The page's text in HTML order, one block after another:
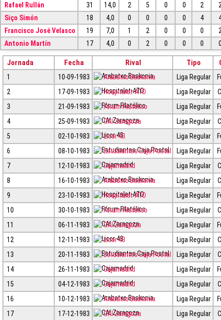
Rafael Rullán
31 14,0 2 5 0 0 2
Siço Simón
18 4,0 0 0 0 0 4
Francisco José Velasco
19 7,0 1 2 0 0 0
Antonio Martín
17 4,0 0 2 0 0 0
Jornada Fecha Rival Tipo
1 10-09-1983 Arabatxo Baskonia Liga Regular
2
17-09-1983 Hospitalet-ATO Liga Regular
3
21-09-1983 Fórum Filatélico Liga Regular
4
25-09-1983 CAI Zaragoza Liga Regular
5
02-10-1983 Licor 43 Liga Regular
6
08-10-1983 Estudiantes Caja Postal Liga Regular
7
12-10-1983 Cajamadrid Liga Regular
8
16-10-1983 Arabatxo Baskonia Liga Regular
9
23-10-1983 Hospitalet-ATO Liga Regular
10
30-10-1983 Fórum Filatélico Liga Regular
11
06-11-1983 CAI Zaragoza Liga Regular
12
12-11-1983 Licor 43 Liga Regular
13
20-11-1983 Estudiantes Caja Postal Liga Regular
14
26-11-1983 Cajamadrid Liga Regular
15
04-12-1983 Cajamadrid Liga Regular
16
10-12-1983 Arabatxo Baskonia Liga Regular
17
17-12-1983 CAI Zaragoza Liga Regular